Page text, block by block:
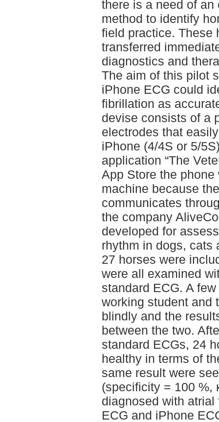
there is a need of
method to identify
field practice. These
transferred
diagnostics and
The aim of this pilot
iPhone ECG could
fibrillation as
devise consists of a
electrodes that
iPhone (4/4S or 5/
application “The
App Store the
machine because
communicates
the company
developed for
rhythm in dogs, cats
27 horses were
were all examined
standard ECG. A
working student and
blindly and the
between the two.
standard ECGs, 24
healthy in terms of
same result were
(specificity = 100 %,
diagnosed with
ECG and iPhone